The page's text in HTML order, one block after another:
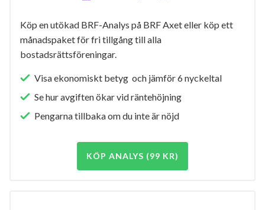
Köp en utökad BRF-Analys på BRF Axet eller köp ett
månadspaket för fri tillgång till alla
bostadsrättsföreningar.
Visa ekonomiskt betyg och jämför 6 nyckeltal
Se hur avgiften ökar vid räntehöjning
Pengarna tillbaka om du inte är nöjd
KÖP ANALYS (99 KR)